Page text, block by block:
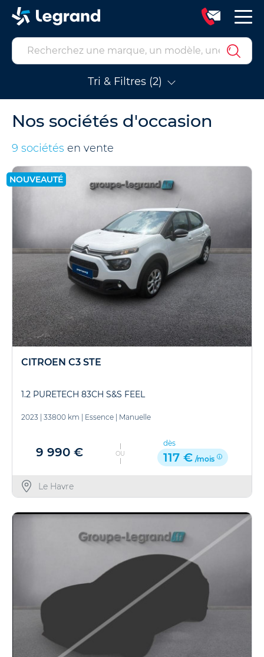
Tri & Filtres (2)
Nos sociétés d'occasion
9 sociétés en vente
NOUVEAUTÉ
CITROEN C3 STE
1.2 PURETECH 83CH S&S FEEL
2023 | 33800 km | Essence | Manuelle
9 990 € OU
dès
117 € /mois
Le Havre